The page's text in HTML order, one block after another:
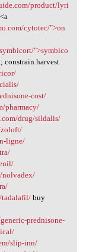
product/lyri
cytotec/">on
">symbico
harvest
cost/
pharmacy/
drug/sildalis/
zoloft/
ligne/
nolvadex/
tadalafil/buy
prednisone-
slip-inn/